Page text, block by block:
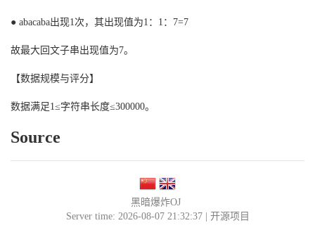
● abacaba出现1次，其出现值为1：1：7=7
故最大回文子串出现值为7。
【数据规模与评分】
数据满足1≤字符串长度≤300000。
Source
黑暗爆炸OJ
Server time: 2026-08-07 21:32:37 | 开源项目